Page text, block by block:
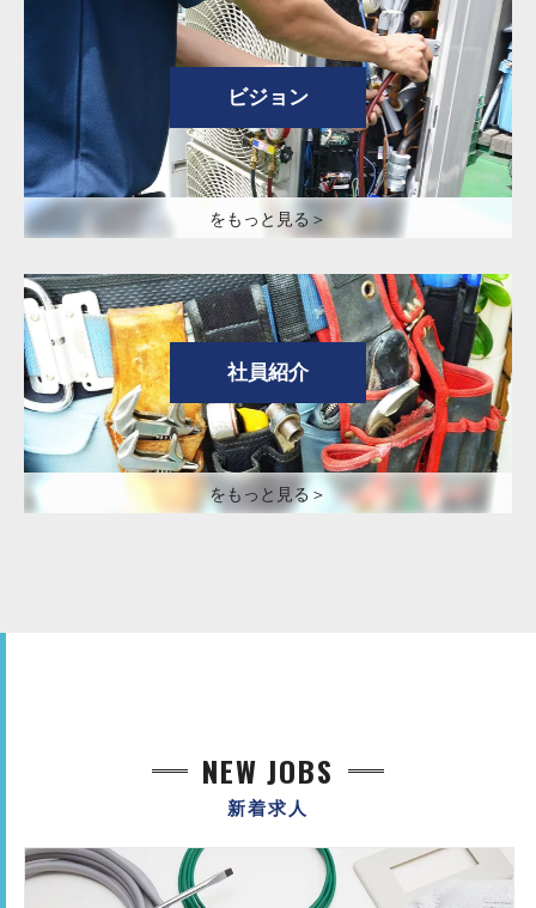
ビジョン
をもっと見る＞
社員紹介
をもっと見る＞
新着求人
NEW JOBS